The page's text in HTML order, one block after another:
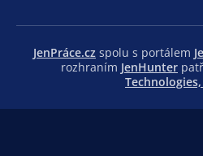
JenPráce.cz spolu s portálem
rozhraním JenHunter